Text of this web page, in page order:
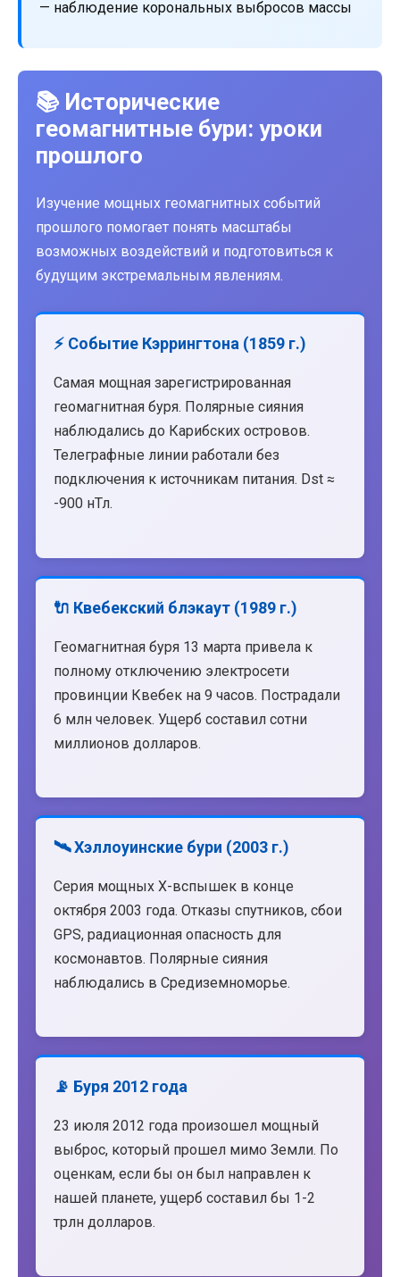
— наблюдение корональных выбросов массы
📚 Исторические
геомагнитные бури: уроки
прошлого
Изучение мощных геомагнитных событий
прошлого помогает понять масштабы
возможных воздействий и подготовиться к
будущим экстремальным явлениям.
⚡ Событие Кэррингтона (1859 г.)
Самая мощная зарегистрированная
геомагнитная буря. Полярные сияния
наблюдались до Карибских островов.
Телеграфные линии работали без
подключения к источникам питания. Dst ≈
-900 нТл.
🔌 Квебекский блэкаут (1989 г.)
Геомагнитная буря 13 марта привела к
полному отключению электросети
провинции Квебек на 9 часов. Пострадали
6 млн человек. Ущерб составил сотни
миллионов долларов.
🛰️ Хэллоуинские бури (2003 г.)
Серия мощных X-вспышек в конце
октября 2003 года. Отказы спутников, сбои
GPS, радиационная опасность для
космонавтов. Полярные сияния
наблюдались в Средиземноморье.
📡 Буря 2012 года
23 июля 2012 года произошел мощный
выброс, который прошел мимо Земли. По
оценкам, если бы он был направлен к
нашей планете, ущерб составил бы 1-2
трлн долларов.